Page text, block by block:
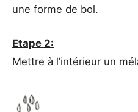
une forme de bol.
Etape 2:
Mettre à l’intérieur un